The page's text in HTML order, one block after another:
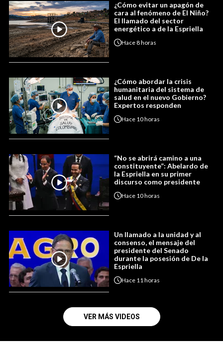
¿Cómo evitar un apagón de
cara al fenómeno de El Niño?
El llamado del sector
energético a de la Espriella
Hace8 horas
¿Cómo abordar la crisis
humanitaria del sistema de
salud en el nuevo Gobierno?
Expertos responden
Hace 10 horas
“No se abrirá camino a una
constituyente”: Abelardo de
la Espriella en su primer
discurso como presidente
Hace 10 horas
Un llamado a la unidad y al
consenso, el mensaje del
presidente del Senado
durante la posesión de De la
Espriella
Hace 11 horas
VER MÁS VIDEOS